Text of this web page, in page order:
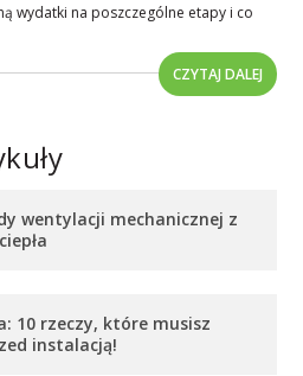
wydatki na poszczególne etapy i co
CZYTAJ DALEJ
wentylacji mechanicznej z
10 rzeczy, które musisz
instalacją!